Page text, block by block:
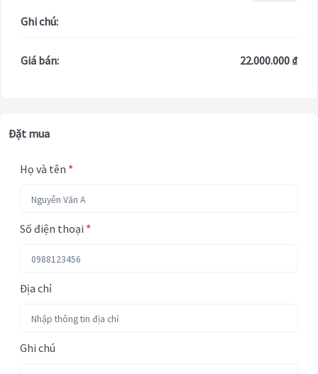
Ghi chú:
Giá bán: 22.000.000 ₫
Đặt mua
Họ và tên *
Số điện thoại *
Địa chỉ
Ghi chú